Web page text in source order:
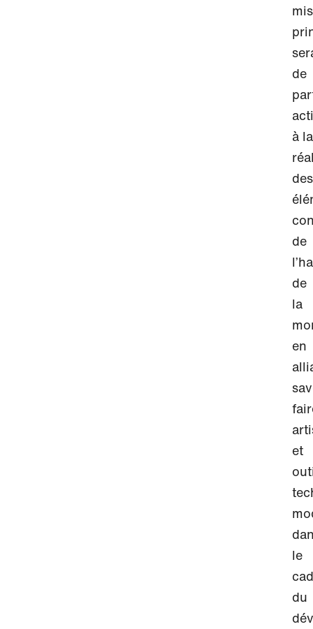
de
à la
des
de
de
la
en
et
le
du